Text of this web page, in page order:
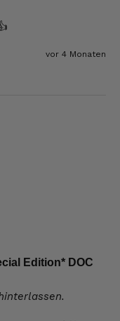
vor 4 Monaten
Edition* DOC